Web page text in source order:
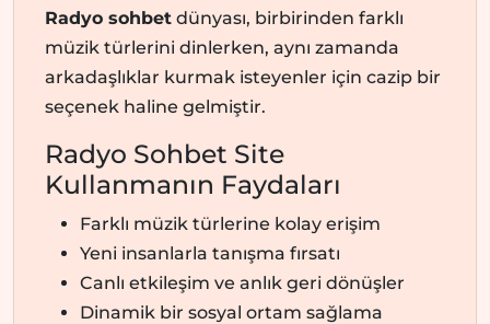
Radyo sohbet dünyası, birbirinden farklı
müzik türlerini dinlerken, aynı zamanda
arkadaşlıklar kurmak isteyenler için cazip bir
seçenek haline gelmiştir.
Radyo Sohbet Site
Kullanmanın Faydaları
Farklı müzik türlerine kolay erişim
Yeni insanlarla tanışma fırsatı
Canlı etkileşim ve anlık geri dönüşler
Dinamik bir sosyal ortam sağlama